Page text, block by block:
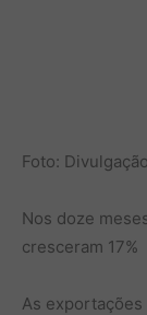
Foto: Divulgação
Nos doze
cresceram 17%
As